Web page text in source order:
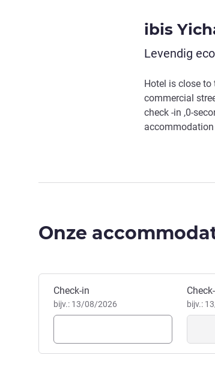
ibis
Levendig
Hotel is close
commercial
check -in ,0-
Onze
Boek dit hotel
Check-in
bijv.: 13/08/2026 bijv.: